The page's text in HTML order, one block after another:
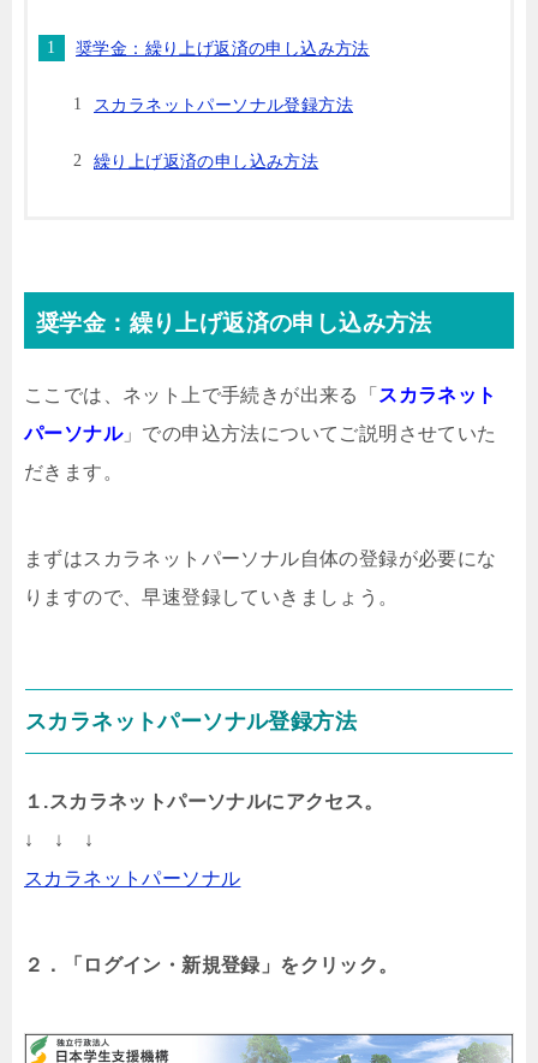
奨学金：繰り上げ返済の申し込み方法
スカラネットパーソナル登録方法
繰り上げ返済の申し込み方法
奨学金：繰り上げ返済の申し込み方法
ここでは、ネット上で手続きが出来る「 スカラネット
パーソナル」での申込方法についてご説明させていた
だきます。
まずはスカラネットパーソナル自体の登録が必要にな
りますので、早速登録していきましょう。
スカラネットパーソナル登録方法
１.スカラネットパーソナルにアクセス。
↓ ↓ ↓
スカラネットパーソナル
２．「ログイン・新規登録」をクリック。